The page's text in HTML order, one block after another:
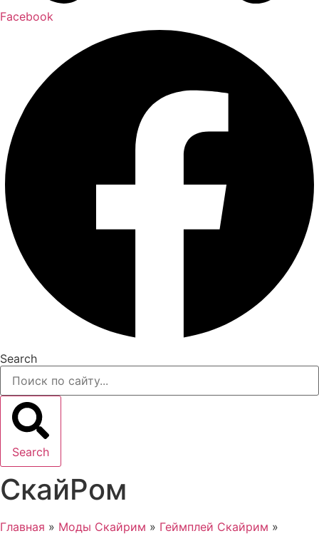
Facebook
Search
Search
СкайРом
Главная » Моды Скайрим » Геймплей Скайрим »